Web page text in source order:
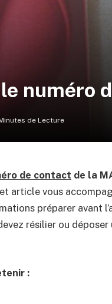
numéro
de Lecture
de contact de la
article vous
préparer avant
résilier ou
: